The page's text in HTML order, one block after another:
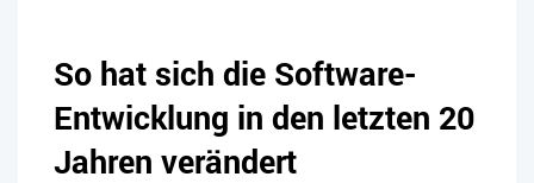
So hat sich die Software-
Entwicklung in den letzten 20
Jahren verändert